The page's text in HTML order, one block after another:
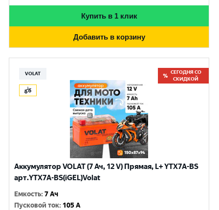
Купить в 1 клик
Добавить в корзину
VOLAT
СЕГОДНЯ СО
СКИДКОЙ
Аккумулятор VOLAT (7 Ач, 12 V) Прямая, L+ YTX7A-BS
арт.YTX7A-BS(iGEL)Volat
Емкость:7 Ач
Пусковой ток: 105 A